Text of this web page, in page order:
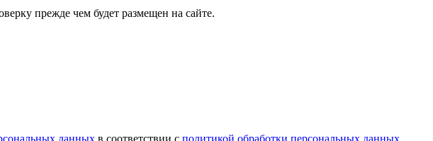
прежде чем будет размещен на сайте.
данных в соответствии с политикой обработки персональных данных